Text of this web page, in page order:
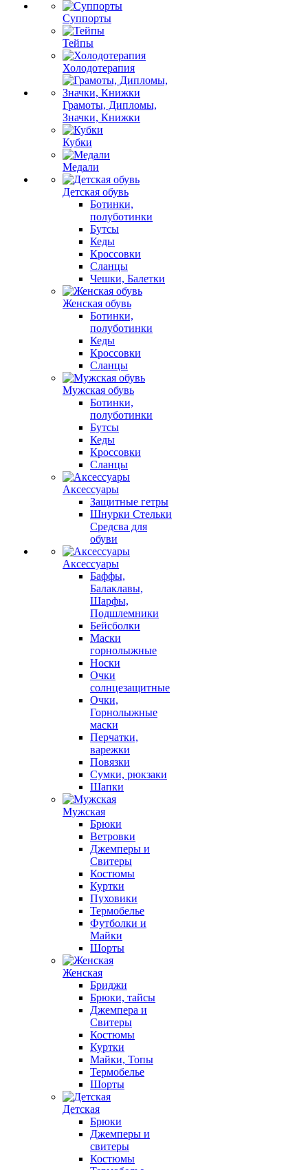
Суппорты
Тейпы
Холодотерапия
Грамоты, Дипломы,
Значки, Книжки
Кубки
Медали
Детская обувь
Ботинки,
полуботинки
Бутсы
Кеды
Кроссовки
Сланцы
Чешки, Балетки
Женская обувь
Ботинки,
полуботинки
Кеды
Кроссовки
Сланцы
Мужская обувь
Ботинки,
полуботинки
Бутсы
Кеды
Кроссовки
Сланцы
Аксессуары
Защитные гетры
Шнурки Стельки
Средсва для
обуви
Аксессуары
Баффы,
Балаклавы,
Шарфы,
Подшлемники
Бейсболки
Маски
горнолыжные
Носки
Очки
солнцезащитные
Очки,
Горнолыжные
маски
Перчатки,
варежки
Повязки
Сумки, рюкзаки
Шапки
Мужская
Брюки
Ветровки
Джемперы и
Свитеры
Костюмы
Куртки
Пуховики
Термобелье
Футболки и
Майки
Шорты
Женская
Бриджи
Брюки, тайсы
Джемпера и
Свитеры
Костюмы
Куртки
Майки, Топы
Термобелье
Шорты
Детская
Брюки
Джемперы и
свитеры
Костюмы